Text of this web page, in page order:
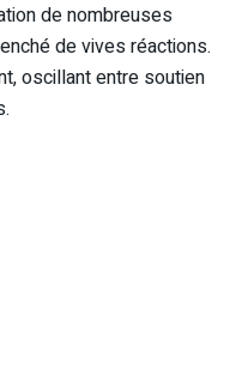
de nombreuses
de vives réactions.
oscillant entre soutien